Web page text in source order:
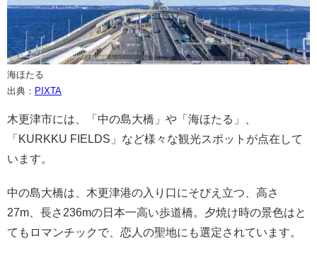
海ほたる
出典： PIXTA
木更津市には、「中の島大橋」や「海ほたる」、
「KURKKU FIELDS」など様々な観光スポットが点在して
います。
中の島大橋は、木更津港の入り口にそびえ立つ、高さ
27m、長さ236mの日本一高い歩道橋。夕焼け時の景色はと
てもロマンチックで、恋人の聖地にも選定されています。